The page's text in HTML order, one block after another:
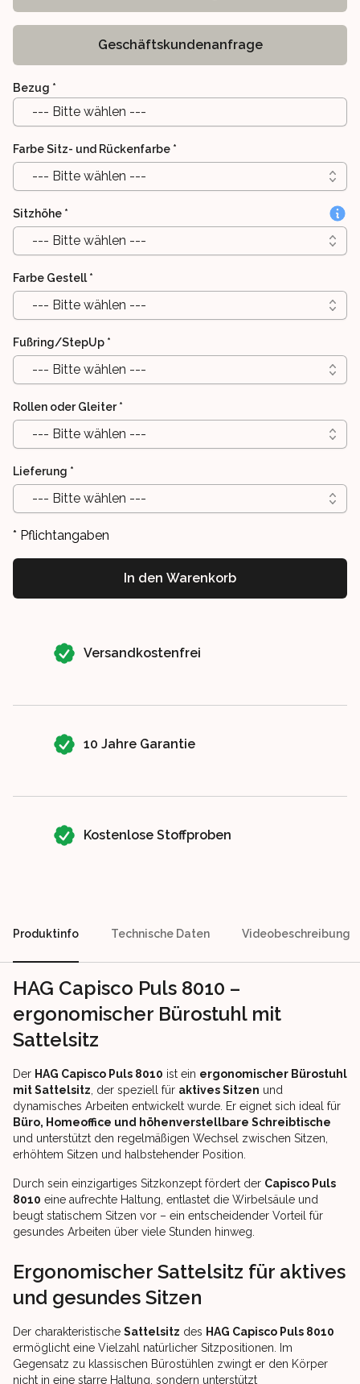
Geschäftskundenanfrage
Bezug *
--- Bitte wählen ---
Farbe Sitz- und Rückenfarbe *
--- Bitte wählen ---
Sitzhöhe *
--- Bitte wählen ---
Farbe Gestell *
--- Bitte wählen ---
Fußring/StepUp *
--- Bitte wählen ---
Rollen oder Gleiter *
--- Bitte wählen ---
Lieferung *
--- Bitte wählen ---
* Pflichtangaben
In den Warenkorb
Versandkostenfrei
10 Jahre Garantie
Kostenlose Stoffproben
Produktinfo Technische Daten Videobeschreibung
HAG Capisco Puls 8010 –
ergonomischer Bürostuhl mit
Sattelsitz
Der HAG Capisco Puls 8010 ist ein ergonomischer Bürostuhl
mit Sattelsitz , der speziell für aktives Sitzen und
dynamisches Arbeiten entwickelt wurde. Er eignet sich ideal für
Büro, Homeoffice und höhenverstellbare Schreibtische
und unterstützt den regelmäßigen Wechsel zwischen Sitzen,
erhöhtem Sitzen und halbstehender Position.
Durch sein einzigartiges Sitzkonzept fördert der Capisco Puls
8010 eine aufrechte Haltung, entlastet die Wirbelsäule und
beugt statischem Sitzen vor – ein entscheidender Vorteil für
gesundes Arbeiten über viele Stunden hinweg.
Ergonomischer Sattelsitz für aktives
und gesundes Sitzen
Der charakteristische Sattelsitz des HAG Capisco Puls 8010
ermöglicht eine Vielzahl natürlicher Sitzpositionen. Im
Gegensatz zu klassischen Bürostühlen zwingt er den Körper
nicht in eine starre Haltung, sondern unterstützt